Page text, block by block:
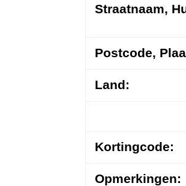
Straatnaam,
Postcode,
Land:
Kortingcode:
Opmerkingen: